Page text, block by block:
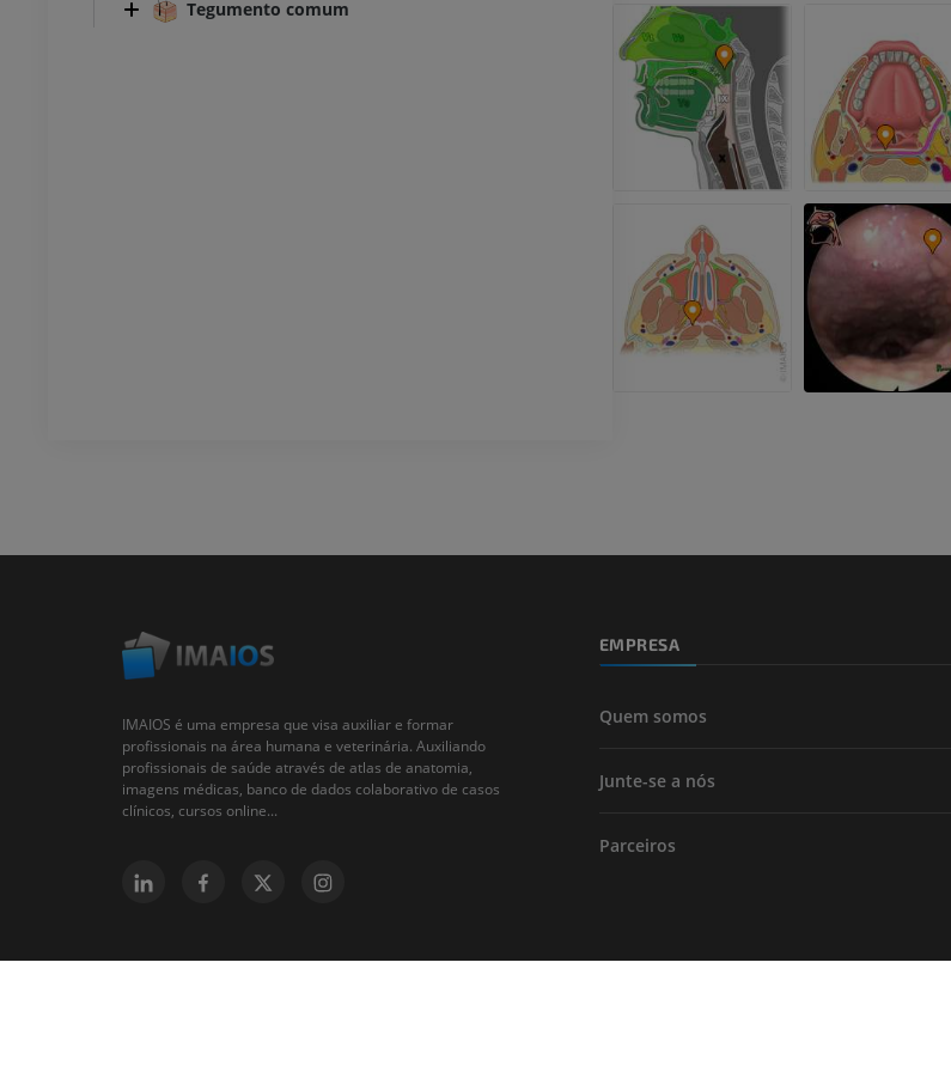
Tegumento comum
Membro superior
Ilustrações
PREMIUM
Arteriografia do membro
Visible Human Project
Fotografia
PREMIUM
IMAIOS é uma empresa que visa auxiliar e formar
profissionais na área humana e veterinária. Auxiliando
profissionais de saúde através de atlas de anatomia,
imagens médicas, banco de dados colaborativo de casos
clínicos, cursos online...
EMPRESA
Quem somos
Junte-se a nós
Parceiros